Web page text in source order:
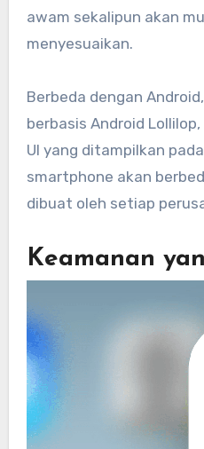
awam sekalipun akan
menyesuaikan.
Berbeda dengan
berbasis Android
UI yang ditampilkan
smartphone akan
dibuat oleh setiap
Keamanan